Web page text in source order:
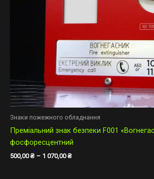
Знаки пожежного обладнання
Преміальний знак безпеки F001
фосфоресцентний
500,00₴ – 1 070,00₴